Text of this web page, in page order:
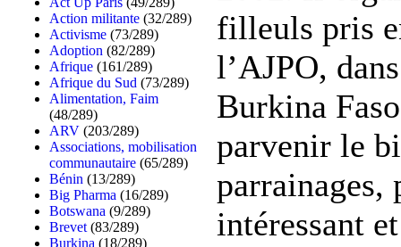
Action militante (32/289)
Activisme (73/289)
Adoption (82/289)
Afrique (161/289)
Afrique du Sud (73/289)
Alimentation, Faim
(48/289)
ARV (203/289)
Associations, mobilisation
communautaire (65/289)
Bénin (13/289)
Big Pharma (16/289)
Botswana (9/289)
Brevet (83/289)
Burkina (18/289)
filleuls pris
l’AJPO,
Burkina
parvenir le
parrainages,
intéressant